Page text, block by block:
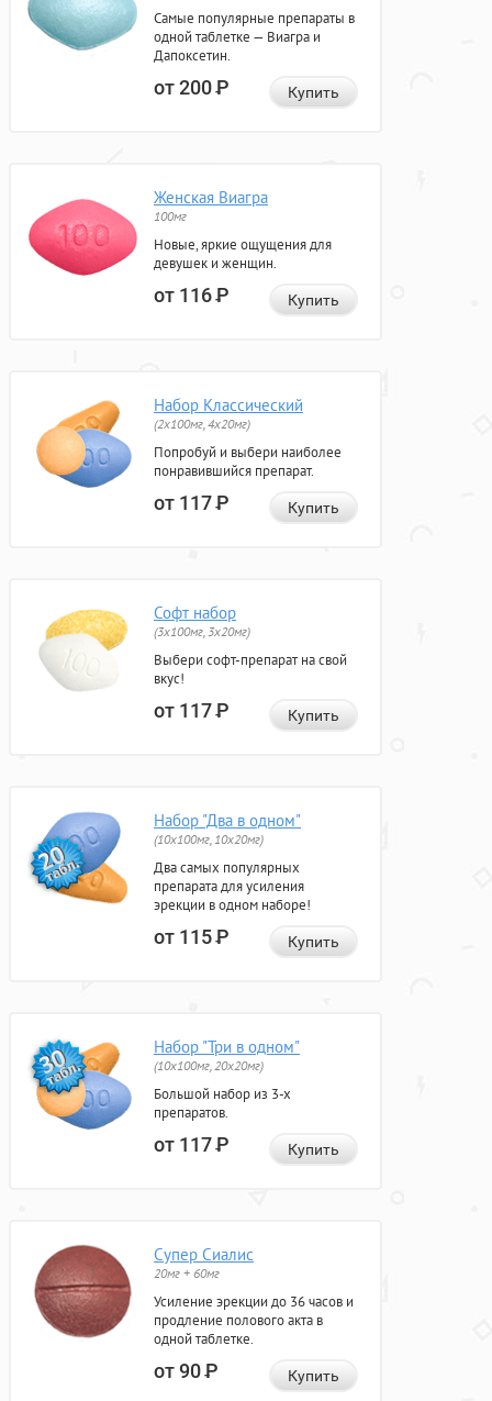
Самые популярные препараты в
одной таблетке — Виагра и
Дапоксетин.
от 200Р Купить
Женская Виагра
100мг
Новые, яркие ощущения для
девушек и женщин.
от 116Р Купить
Набор Классический
(2x100мг, 4x20мг)
Попробуй и выбери наиболее
понравившийся препарат.
от 117Р Купить
Софт набор
(3x100мг, 3x20мг)
Выбери софт-препарат на свой
вкус!
от 117Р Купить
Набор "Два в одном"
(10x100мг, 10x20мг)
Два самых популярных
препарата для усиления
эрекции в одном наборе!
от 115Р Купить
Набор "Три в одном"
(10x100мг, 20x20мг)
Большой набор из 3-х
препаратов.
от 117Р Купить
Супер Сиалис
20мг + 60мг
Усиление эрекции до 36 часов и
продление полового акта в
одной таблетке.
от 90Р Купить